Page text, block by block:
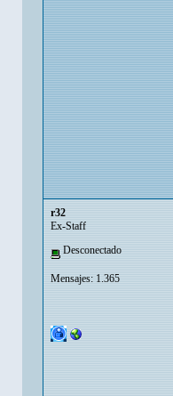
r32
Ex-Staff
Desconectado
Mensajes: 1.365